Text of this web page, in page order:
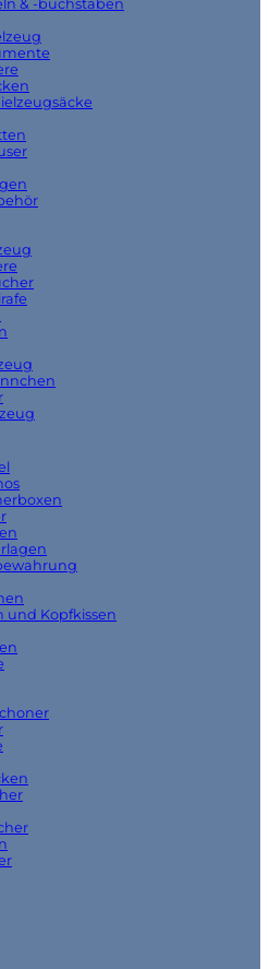
& -buchstaben
und Kopfkissen